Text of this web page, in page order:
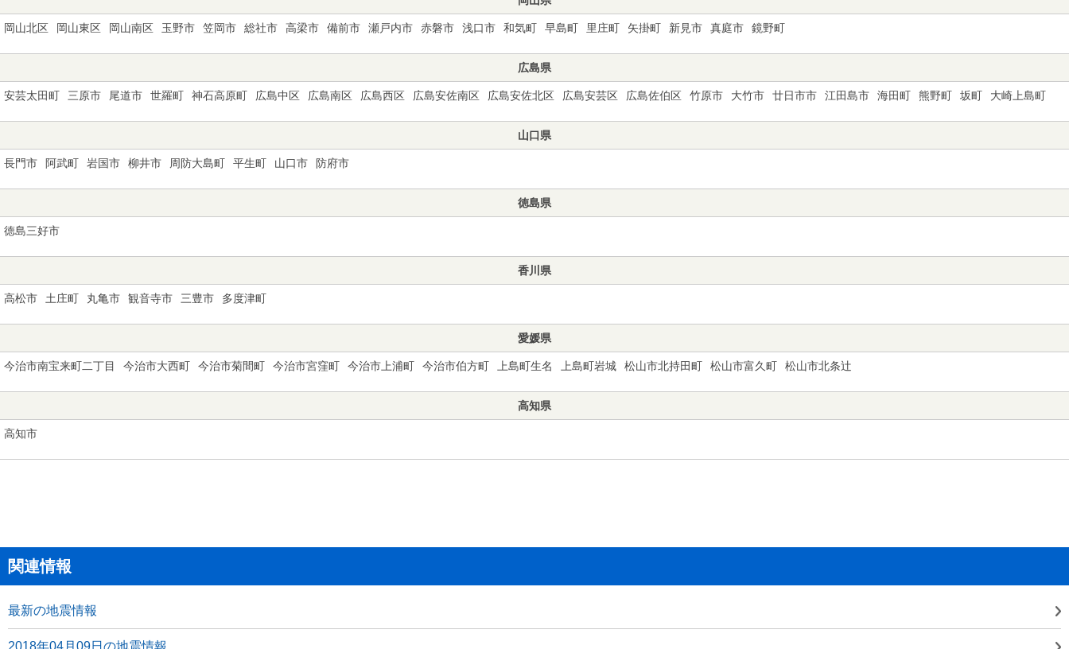
岡山北区 岡山東区 岡山南区 玉野市 笠岡市 総社市 高梁市 備前市 瀬戸内市 赤磐市 浅口市 和気町 早島町 里庄町 矢掛町 新見市 真庭市 鏡野町
広島県
安芸太田町 三原市 尾道市 世羅町 神石高原町 広島中区 広島南区 広島西区 広島安佐南区 広島安佐北区 広島安芸区 広島佐伯区 竹原市 大竹市 廿日市市 江田島市 海田町 熊野町 坂町 大崎上島町
山口県
長門市 阿武町 岩国市 柳井市 周防大島町 平生町 山口市 防府市
徳島県
徳島三好市
香川県
高松市 土庄町 丸亀市 観音寺市 三豊市 多度津町
愛媛県
今治市南宝来町二丁目 今治市大西町 今治市菊間町 今治市宮窪町 今治市上浦町 今治市伯方町 上島町生名 上島町岩城 松山市北持田町 松山市富久町 松山市北条辻
高知県
高知市
関連情報
最新の地震情報
2018年04月09日の地震情報